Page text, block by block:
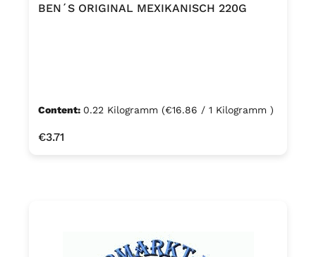
BEN´S ORIGINAL MEXIKANISCH 220G
Content: 0.22 Kilogramm (€16.86 / 1 Kilogramm )
Regular price:
€3.71